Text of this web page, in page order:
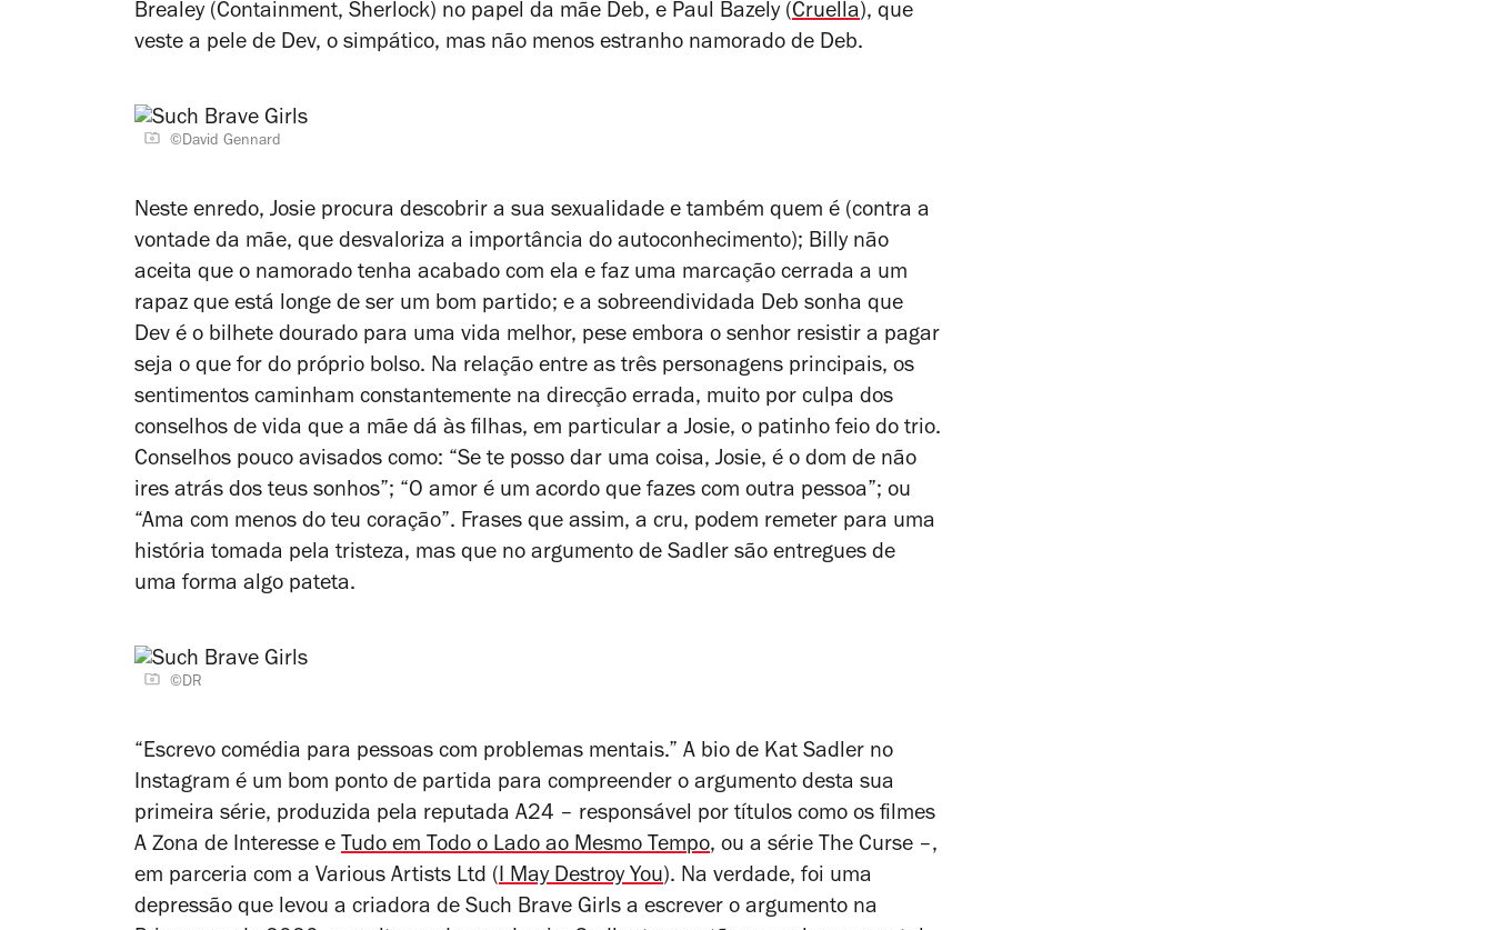
Brealey (Containment, Sherlock) no papel da mãe Deb, e Paul Bazely (Cruella), que
veste a pele de Dev, o simpático, mas não menos estranho namorado de Deb.
©David Gennard
Neste enredo, Josie procura descobrir a sua sexualidade e também quem é (contra a
vontade da mãe, que desvaloriza a importância do autoconhecimento); Billy não
aceita que o namorado tenha acabado com ela e faz uma marcação cerrada a um
rapaz que está longe de ser um bom partido; e a sobreendividada Deb sonha que
Dev é o bilhete dourado para uma vida melhor, pese embora o senhor resistir a pagar
seja o que for do próprio bolso. Na relação entre as três personagens principais, os
sentimentos caminham constantemente na direcção errada, muito por culpa dos
conselhos de vida que a mãe dá às filhas, em particular a Josie, o patinho feio do trio.
Conselhos pouco avisados como: “Se te posso dar uma coisa, Josie, é o dom de não
ires atrás dos teus sonhos”; “O amor é um acordo que fazes com outra pessoa”; ou
“Ama com menos do teu coração”. Frases que assim, a cru, podem remeter para uma
história tomada pela tristeza, mas que no argumento de Sadler são entregues de
uma forma algo pateta.
©DR
“Escrevo comédia para pessoas com problemas mentais.” A bio de Kat Sadler no
Instagram é um bom ponto de partida para compreender o argumento desta sua
primeira série, produzida pela reputada A24 – responsável por títulos como os filmes
A Zona de Interesse e Tudo em Todo o Lado ao Mesmo Tempo, ou a série The Curse –,
em parceria com a Various Artists Ltd (I May Destroy You). Na verdade, foi uma
depressão que levou a criadora de Such Brave Girls a escrever o argumento na